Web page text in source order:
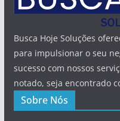
Busca Hoje Soluções
para impulsionar o seu
sucesso com nossos
notado, seja encontrado
Sobre Nós